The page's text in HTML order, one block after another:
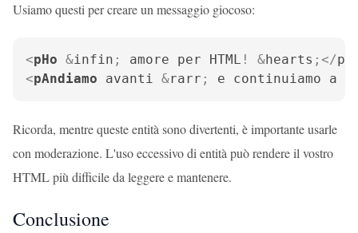
Usiamo questi per creare un messaggio giocoso:
<pHo &infin ; amore per HTML ! &hearts ;</p
<pAndiamo avanti &rarr ; e continuiamo a
Ricorda, mentre queste entità sono divertenti, è importante usarle
con moderazione. L'uso eccessivo di entità può rendere il vostro
HTML più difficile da leggere e mantenere.
Conclusione